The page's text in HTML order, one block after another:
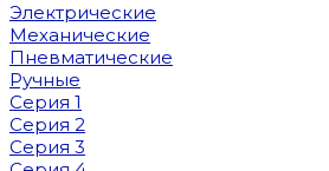
Электрические
Механические
Пневматические
Ручные
Серия 1
Серия 2
Серия 3